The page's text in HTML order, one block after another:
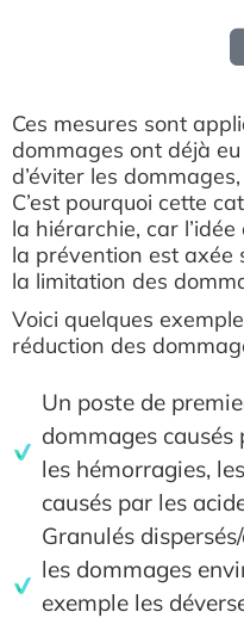
Ces mesures sont
dommages ont déjà eu
d’éviter les
C’est pourquoi cette
la hiérarchie, car
la prévention est axée
la limitation des
Voici quelques
réduction des
Un poste de
dommages causés
les hémorragies,
causés par les
Granulés
les dommages
exemple les